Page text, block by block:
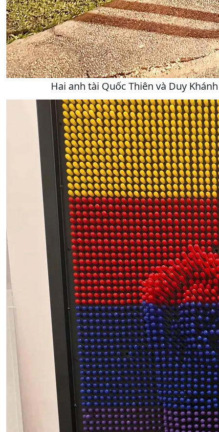
Hai anh tài Quốc Thiên và Duy